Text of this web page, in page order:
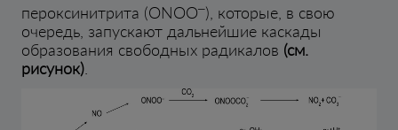
пероксинитрита (ONOO–), которые, в свою
очередь, запускают дальнейшие каскады
образования свободных радикалов (см.
рисунок).